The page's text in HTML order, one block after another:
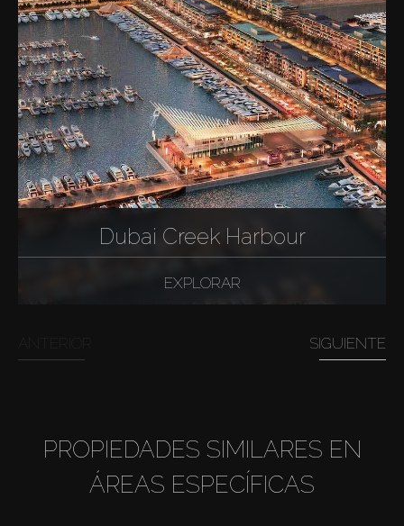
Dubai Creek Harbour
EXPLORAR
SIGUIENTE
PROPIEDADES SIMILARES EN
ÁREAS ESPECÍFICAS